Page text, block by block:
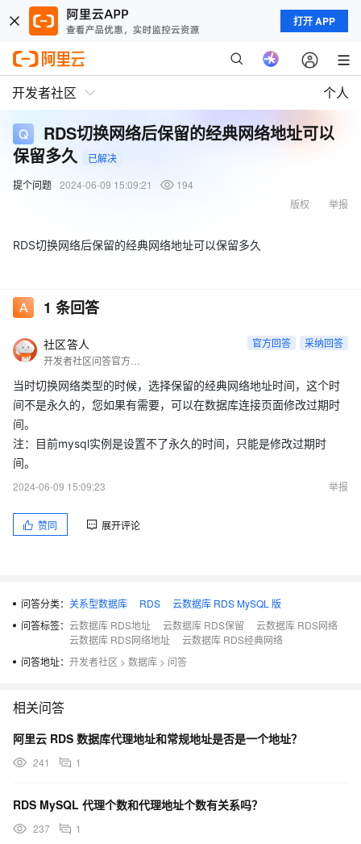
打开 APP
开发者社区 个人
RDS切换网络后保留的经典网络地址可以
保留多久
已解决
提个问题 2024-06-09 15:09:21
194
举报
版权
RDS切换网络后保留的经典网络地址可以保留多久
1 条回答
社区答人 官方回答 采纳回答
当时切换网络类型的时候，选择保留的经典网络地址时间，这个时
间不是永久的，您如果有需要，可以在数据库连接页面修改过期时
间。
注：目前mysql实例是设置不了永久的时间，只能是修改过期时
间。
2024-06-09 15:09:23
举报
赞同 展开评论
问答分类： 关系型数据库 RDS
云数据库 RDS MySQL 版
问答标签： 云数据库 RDS地址 云数据库 RDS保留
云数据库 RDS网络
云数据库 RDS网络地址
云数据库 RDS经典网络
问答地址： 开发者社区 > 数据库 > 问答
相关问答
阿里云 RDS 数据库代理地址和常规地址是否是一个地址？
241 1
RDS MySQL 代理个数和代理地址个数有关系吗？
237 1